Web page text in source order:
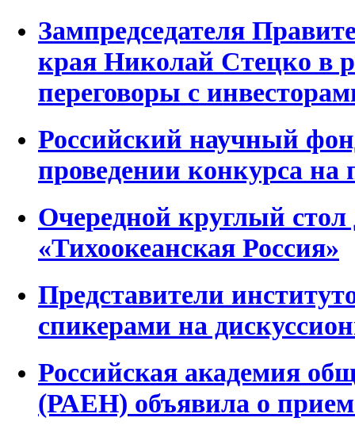
Зампредседателя
края Николай Стецко в
переговоры с
Российский научный
проведении конкурса на
Очередной круглый стол
«Тихоокеанская Россия»
Представители
спикерами на
Российская академия
(РАЕН) объявила о